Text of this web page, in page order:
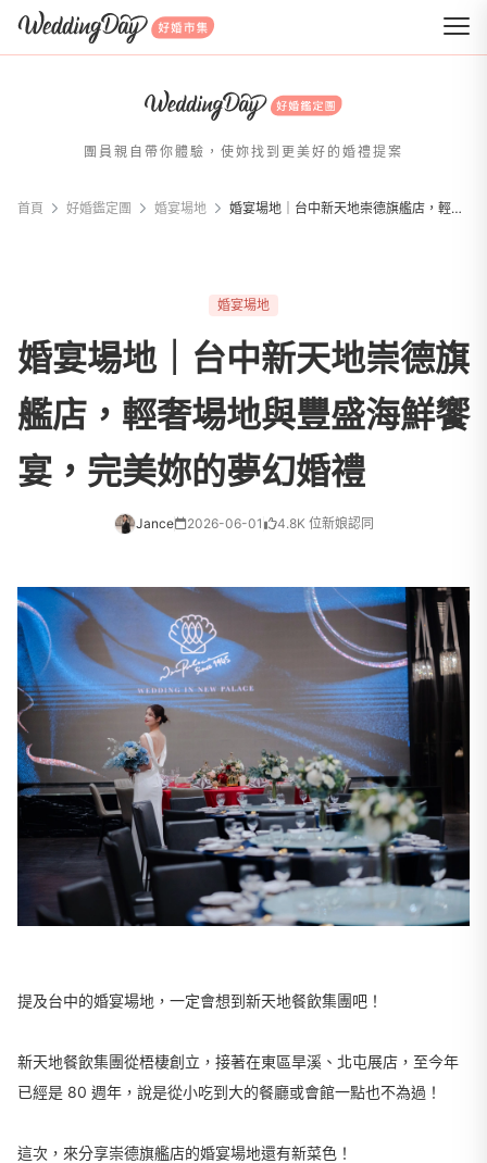
WeddingDay 好婚市集
團員親自帶你體驗，使妳找到更美好的婚禮提案
首頁 好婚鑑定團 婚宴場地 婚宴場地｜台中新天地崇德旗艦店，輕奢場地與豐盛海鮮饗宴，完美妳的夢幻婚禮
婚宴場地
婚宴場地｜台中新天地崇德旗
艦店，輕奢場地與豐盛海鮮饗
宴，完美妳的夢幻婚禮
Jance 2026-06-01 4.8K 位新娘認同
提及台中的婚宴場地，一定會想到新天地餐飲集團吧！
新天地餐飲集團從梧棲創立，接著在東區旱溪、北屯展店，至今年
已經是 80 週年，說是從小吃到大的餐廳或會館一點也不為過！
這次，來分享崇德旗艦店的婚宴場地還有新菜色！